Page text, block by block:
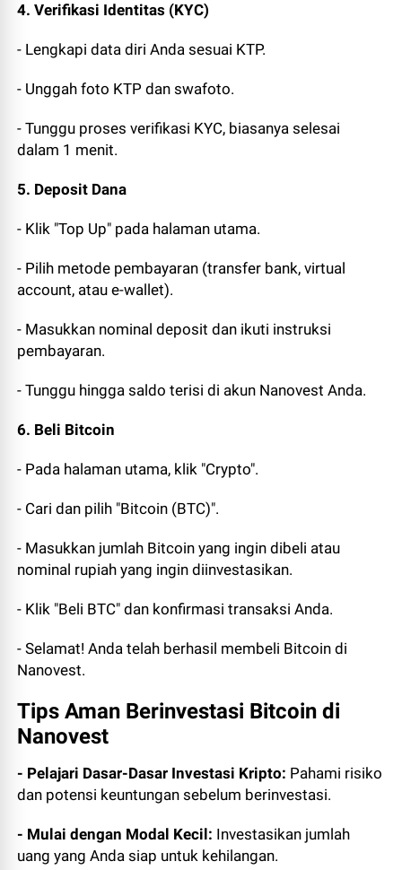
4. Verifikasi Identitas (KYC)
- Lengkapi data diri Anda sesuai KTP.
- Unggah foto KTP dan swafoto.
- Tunggu proses verifikasi KYC, biasanya selesai
dalam 1 menit.
5. Deposit Dana
- Klik "Top Up" pada halaman utama.
- Pilih metode pembayaran (transfer bank, virtual
account, atau e-wallet).
- Masukkan nominal deposit dan ikuti instruksi
pembayaran.
- Tunggu hingga saldo terisi di akun Nanovest Anda.
6. Beli Bitcoin
- Pada halaman utama, klik "Crypto".
- Cari dan pilih "Bitcoin (BTC)".
- Masukkan jumlah Bitcoin yang ingin dibeli atau
nominal rupiah yang ingin diinvestasikan.
- Klik "Beli BTC" dan konfirmasi transaksi Anda.
- Selamat! Anda telah berhasil membeli Bitcoin di
Nanovest.
Tips Aman Berinvestasi Bitcoin di
Nanovest
- Pelajari Dasar-Dasar Investasi Kripto: Pahami risiko
dan potensi keuntungan sebelum berinvestasi.
- Mulai dengan Modal Kecil: Investasikan jumlah
uang yang Anda siap untuk kehilangan.